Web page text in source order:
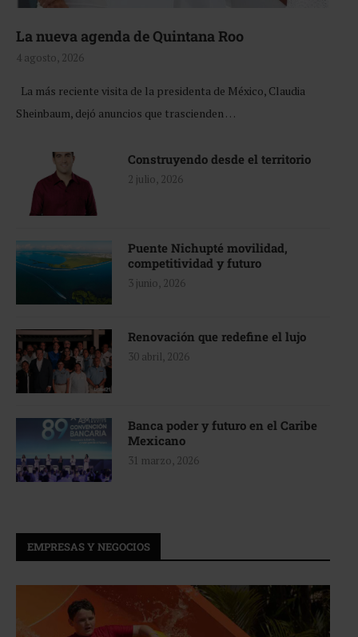
La nueva agenda de Quintana Roo
4 agosto, 2026
La más reciente visita de la presidenta de México, Claudia
Sheinbaum, dejó anuncios que trascienden …
Construyendo desde el territorio
2 julio, 2026
Puente Nichupté movilidad,
competitividad y futuro
3 junio, 2026
Renovación que redefine el lujo
30 abril, 2026
Banca poder y futuro en el Caribe
Mexicano
31 marzo, 2026
EMPRESAS Y NEGOCIOS